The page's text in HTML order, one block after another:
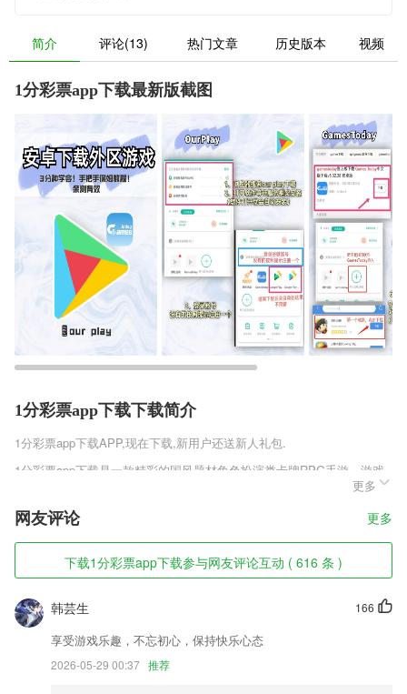
简介 评论(13) 热门文章 历史版本 视频
1分彩票app下载最新版截图
1分彩票app下载下载简介
1分彩票app下载APP,现在下载,新用户还送新人礼包.
1分彩票app下载是一款精彩的国风题材角色扮演类卡牌RPG手游，游戏
开创全新的竞技世界，多样精彩角色自由选择，全新的副本竞技，各种怪
物BOSS任你挑战，随时享受竞技对战，百万御灵师手游官方版v2.1还有
多种不同的二次元人物任你收集，组建一支强大的军团，经典的二次元角
色设定，大量道具任你解锁，自由搭配，组建强大的阵容，喜欢这款游戏
的玩家快来趣趣手游网下载吧。
1,随时可在平台进行资料共享，并且还能将资料上传到企业云盘中；
2,为钢构人提供了一个方便处理工作事务的平台，更省力更省心。
3,给用户带来超级棒的阅读体验，而且还可以缓解眼睛的疲劳感，轻松看
更多
网友评论 更多
下载1分彩票app下载参与网友评论互动 ( 616 条 )
166
韩芸生
享受游戏乐趣，不忘初心，保持快乐心态
2026-05-29 00:37 推荐